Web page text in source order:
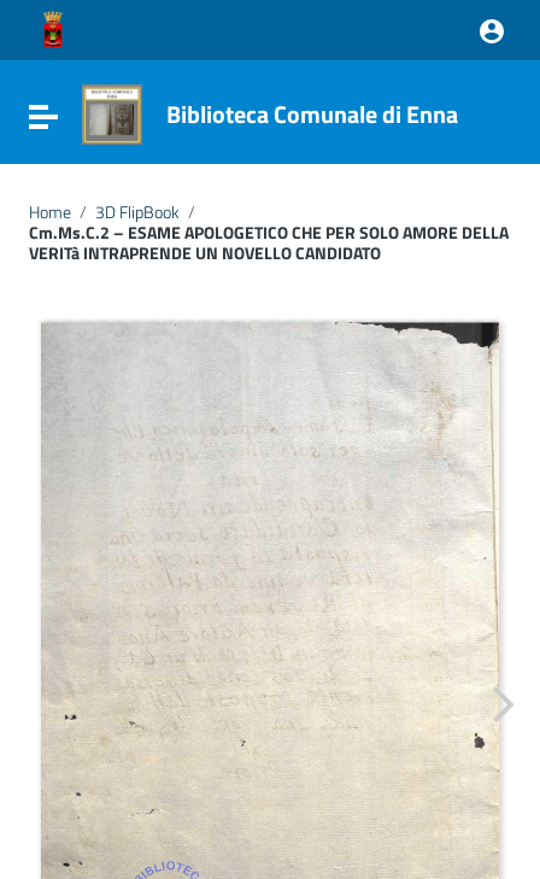
Vai ai contenuti
Vai al menu di navigazione
Vai al footer
Attiva / disattiva la navigazione
Biblioteca Comunale di Enna
Home / 3D FlipBook /
Cm.Ms.C.2 – ESAME APOLOGETICO CHE PER SOLO AMORE DELLA
VERITà INTRAPRENDE UN NOVELLO CANDIDATO